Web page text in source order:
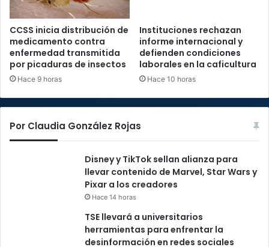
CCSS inicia distribución de
medicamento contra
enfermedad transmitida
por picaduras de insectos
Hace 9 horas
Instituciones rechazan
informe internacional y
defienden condiciones
laborales en la caficultura
Hace 10 horas
Por Claudia González Rojas
Disney y TikTok sellan alianza para
llevar contenido de Marvel, Star Wars y
Pixar a los creadores
Hace 14 horas
TSE llevará a universitarios
herramientas para enfrentar la
desinformación en redes sociales